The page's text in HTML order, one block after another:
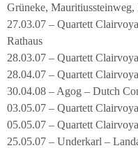
Grüneke, Mauritiussteinweg,
27.03.07 – Quartett
Rathaus
28.03.07 – Quartett
28.04.07 – Quartett
30.04.08 – Agog – Dutch
03.05.07 – Quartett
05.05.07 – Quartett
25.05.07 – Underkarl –